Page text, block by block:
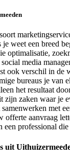
weet een breed
optimalisatie,
media
ook verschil in de
bureaus je van
het resultaat
zaken waar je
met
offerte aanvraag
een professional
uit